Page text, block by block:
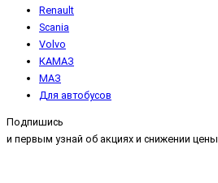
Renault
Scania
Volvo
КАМАЗ
МАЗ
Для автобусов
Подпишись
и первым узнай об акциях и снижении цены